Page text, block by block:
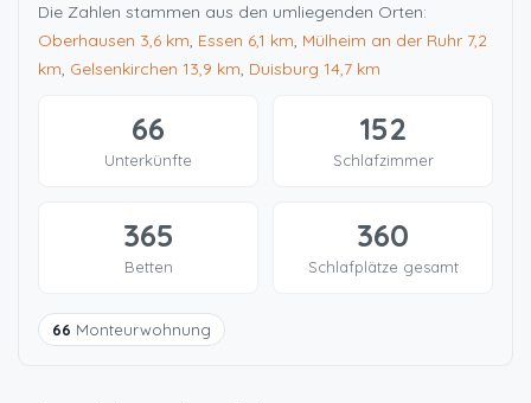
Die Zahlen stammen aus den umliegenden Orten:
Oberhausen 3,6 km, Essen 6,1 km, Mülheim an der Ruhr 7,2
km, Gelsenkirchen 13,9 km, Duisburg 14,7 km
66
Unterkünfte
152
Schlafzimmer
365
Betten
360
Schlafplätze gesamt
66 Monteurwohnung